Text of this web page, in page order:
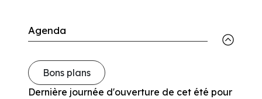
Agenda
Bons plans
Dernière journée d'ouverture de cet été pour